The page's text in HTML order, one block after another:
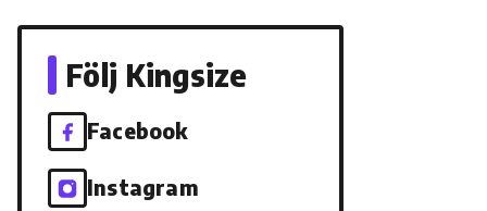
Följ Kingsize
Facebook
Instagram